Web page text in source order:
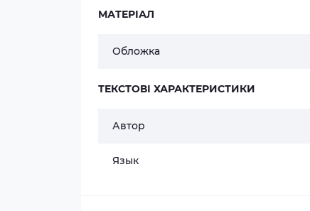
МАТЕРІАЛ
Обложка
ТЕКСТОВІ ХАРАКТЕРИСТИКИ
Автор
Язык